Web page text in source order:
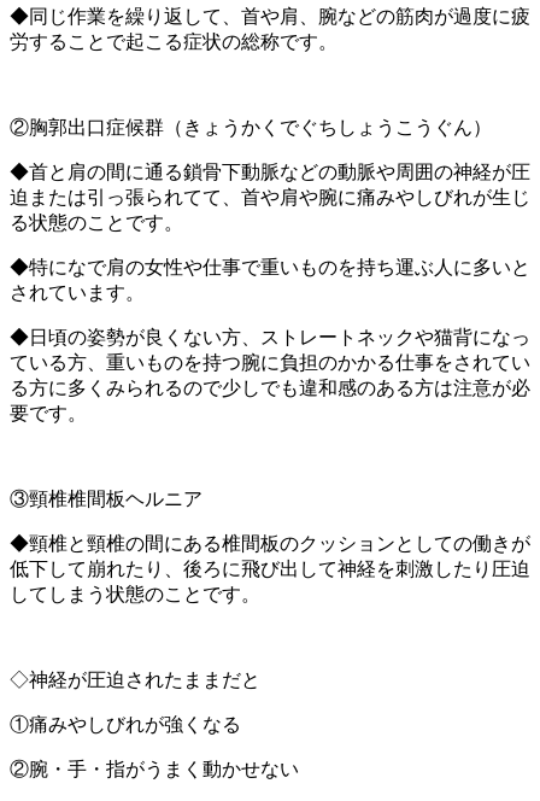
◆同じ作業を繰り返して、首や肩、腕などの筋肉が過度に疲
労することで起こる症状の総称です。
②胸郭出口症候群（きょうかくでぐちしょうこうぐん）
◆首と肩の間に通る鎖骨下動脈などの動脈や周囲の神経が圧
迫または引っ張られてて、首や肩や腕に痛みやしびれが生じ
る状態のことです。
◆特になで肩の女性や仕事で重いものを持ち運ぶ人に多いと
されています。
◆日頃の姿勢が良くない方、ストレートネックや猫背になっ
ている方、重いものを持つ腕に負担のかかる仕事をされてい
る方に多くみられるので少しでも違和感のある方は注意が必
要です。
③頸椎椎間板ヘルニア
◆頸椎と頸椎の間にある椎間板のクッションとしての働きが
低下して崩れたり、後ろに飛び出して神経を刺激したり圧迫
してしまう状態のことです。
◇神経が圧迫されたままだと
①痛みやしびれが強くなる
②腕・手・指がうまく動かせない